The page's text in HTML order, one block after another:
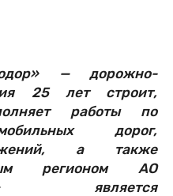
— дорожно-
25 лет строит,
работы по
дорог,
а также
регионом АО
является